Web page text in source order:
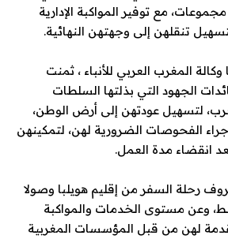
مع توفير المواكبة الإدارية
تنقلهن إلى وجهتهن النهائية.
المغرب العربي للأنباء ، ثمنت
الجهود التي بذلتها السلطات
لتسهيل عودتهن إلى أرض الوطن،
الفحوصات الضرورية لهن، لتمكينهن
انقضاء مدة العمل.
رحلة السفر من إقليم هويلبا وصولا
وعن مستوى الخدمات والمواكبة
لهن من قبل المؤسسات المغربية